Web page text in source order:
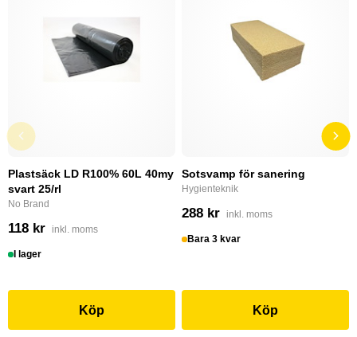
Plastsäck LD R100% 60L 40my
svart 25/rl
No Brand
118 kr inkl. moms
I lager
Köp
Sotsvamp för sanering
Hygienteknik
288 kr inkl. moms
Bara 3 kvar
Köp